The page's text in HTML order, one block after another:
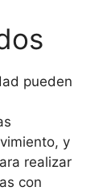
pueden
y
realizar
con